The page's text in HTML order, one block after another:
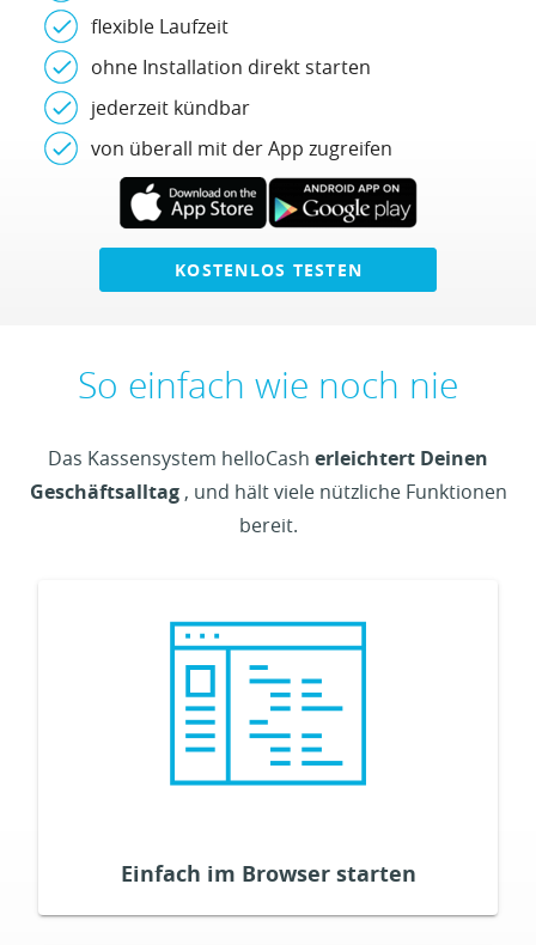
flexible Laufzeit
ohne Installation direkt starten
jederzeit kündbar
von überall mit der App zugreifen
KOSTENLOS TESTEN
So einfach wie noch nie
Das Kassensystem helloCash erleichtert Deinen
Geschäftsalltag , und hält viele nützliche Funktionen
bereit.
Einfach im Browser starten
Die Kassenlösung von helloCash ist browser-
gesteuert und kompatibel mit aktueller Hardware.
Es ist keine Installation notwendig, denn deine
Daten sind in der Cloud gespeichert. Durch
regelmäßige Updates ist dein Kassensystem
jederzeitig auf dem neuesten Stand.